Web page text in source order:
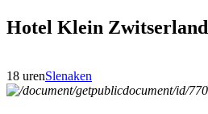
Hotel Klein Zwitserland
18 urenSlenaken